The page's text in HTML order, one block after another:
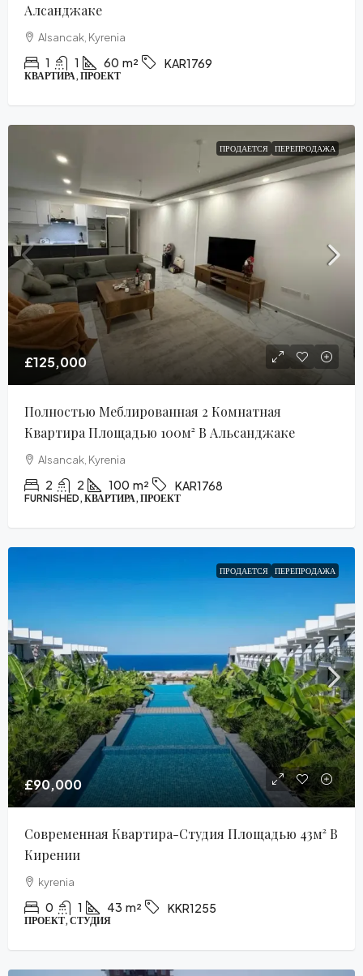
Алсанджаке
Alsancak, Kyrenia
1 1 60 m² KAR1769
КВАРТИРА, ПРОЕКТ
ПРОДАЕТСЯ ПЕРЕПРОДАЖА
£125,000
Полностью Меблированная 2 Комнатная
Квартира Площадью 100м² В Альсанджаке
Alsancak, Kyrenia
2 2 100 m² KAR1768
FURNISHED, КВАРТИРА, ПРОЕКТ
ПРОДАЕТСЯ ПЕРЕПРОДАЖА
£90,000
Современная Квартира-Студия Площадью 43м² В
Кирении
kyrenia
0 1 43 m² KKR1255
ПРОЕКТ, СТУДИЯ